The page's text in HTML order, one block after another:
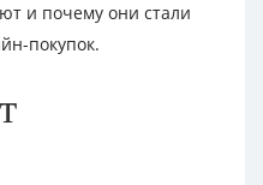
и почему они стали
покупок.